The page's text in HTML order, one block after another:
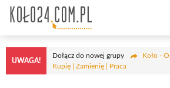
Przejdź
treści
UWAGA!
Dołącz do nowej grupy
Koło -
Kupię | Zamienię | Praca